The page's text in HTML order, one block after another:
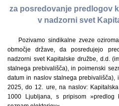
za posredovanje predlogov
v nadzorni svet
Pozivamo sindikalne zveze
območje države, da posredujejo
nadzorni svet Kapitalske družbe, d.d.
stalnega prebivališča), in poimenski
datum in naslov stalnega
2025, do 12. ure, na naslov:
1000 Ljubljana, s pripisom »predlog